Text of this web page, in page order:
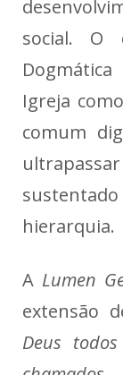
social. O
Dogmática
Igreja
comum
hierarquia.
A Lumen
extensão
Deus